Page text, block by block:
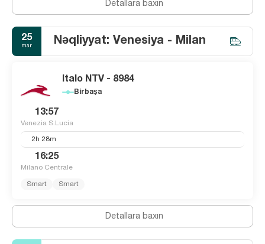
Detallara baxın
25
mar Nəqliyyat: Venesiya - Milan
Italo NTV - 8984
Birbaşa
13:57
Venezia S.Lucia
2h 28m
16:25
Milano Centrale
Smart Smart
Detallara baxın